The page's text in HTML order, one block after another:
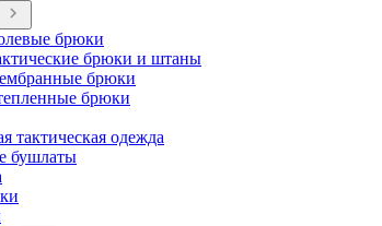
брюки
брюки и штаны
брюки
брюки
тактическая одежда
бушлаты